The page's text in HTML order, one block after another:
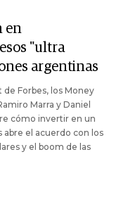
en
"ultra
argentinas
Forbes, los Money
Marra y Daniel
cómo invertir en un
el acuerdo con los
y el boom de las